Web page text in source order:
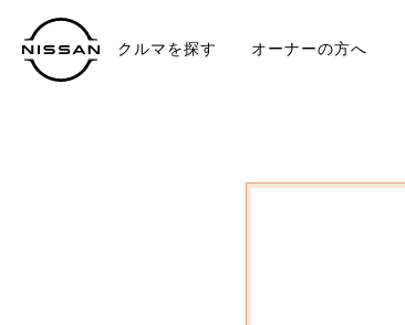
クルマを探す オーナーの方へ